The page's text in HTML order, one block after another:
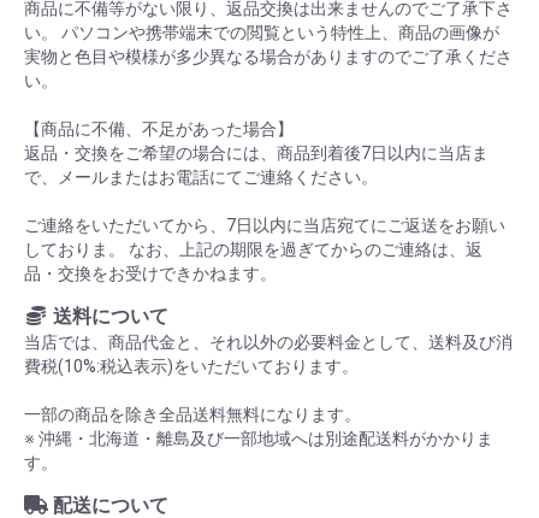
商品に不備等がない限り、返品交換は出来ませんのでご了承下さ
い。 パソコンや携帯端末での閲覧という特性上、商品の画像が
実物と色目や模様が多少異なる場合がありますのでご了承くださ
い。
【商品に不備、不足があった場合】
返品・交換をご希望の場合には、商品到着後7日以内に当店ま
で、メールまたはお電話にてご連絡ください。
ご連絡をいただいてから、7日以内に当店宛てにご返送をお願い
しておりま。 なお、上記の期限を過ぎてからのご連絡は、返
品・交換をお受けできかねます。
送料について
当店では、商品代金と、それ以外の必要料金として、送料及び消
費税(10%:税込表示)をいただいております。
一部の商品を除き全品送料無料になります。
※ 沖縄・北海道・離島及び一部地域へは別途配送料がかかりま
す。
配送について